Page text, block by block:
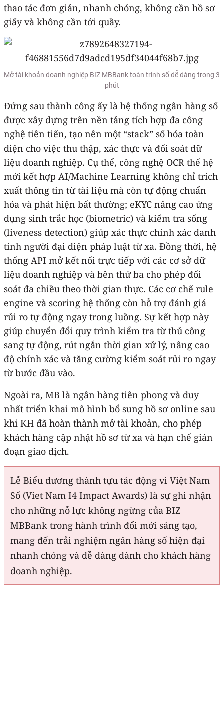
thao tác đơn giản, nhanh chóng, không cần hồ sơ
giấy và không cần tới quầy.
Mở tài khoản doanh nghiệp BIZ MBBank toàn trình số dễ dàng trong 3
phút
Đứng sau thành công ấy là hệ thống ngân hàng số
được xây dựng trên nền tảng tích hợp đa công
nghệ tiên tiến, tạo nên một “stack” số hóa toàn
diện cho việc thu thập, xác thực và đối soát dữ
liệu doanh nghiệp. Cụ thể, công nghệ OCR thế hệ
mới kết hợp AI/Machine Learning không chỉ trích
xuất thông tin từ tài liệu mà còn tự động chuẩn
hóa và phát hiện bất thường; eKYC nâng cao ứng
dụng sinh trắc học (biometric) và kiểm tra sống
(liveness detection) giúp xác thực chính xác danh
tính người đại diện pháp luật từ xa. Đồng thời, hệ
thống API mở kết nối trực tiếp với các cơ sở dữ
liệu doanh nghiệp và bên thứ ba cho phép đối
soát đa chiều theo thời gian thực. Các cơ chế rule
engine và scoring hệ thống còn hỗ trợ đánh giá
rủi ro tự động ngay trong luồng. Sự kết hợp này
giúp chuyển đổi quy trình kiểm tra từ thủ công
sang tự động, rút ngắn thời gian xử lý, nâng cao
độ chính xác và tăng cường kiểm soát rủi ro ngay
từ bước đầu vào.
Ngoài ra, MB là ngân hàng tiên phong và duy
nhất triển khai mô hình bổ sung hồ sơ online sau
khi KH đã hoàn thành mở tài khoản, cho phép
khách hàng cập nhật hồ sơ từ xa và hạn chế gián
đoạn giao dịch.
Lễ Biểu dương thành tựu tác động vì Việt Nam
Số (Viet Nam I4 Impact Awards) là sự ghi nhận
cho những nỗ lực không ngừng của BIZ
MBBank trong hành trình đổi mới sáng tạo,
mang đến trải nghiệm ngân hàng số hiện đại
nhanh chóng và dễ dàng dành cho khách hàng
doanh nghiệp.